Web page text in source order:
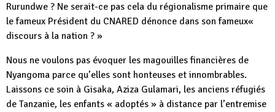
Rurundwe ? Ne serait-ce pas cela du régionalisme primaire que
le fameux Président du CNARED dénonce dans son fameux«
discours à la nation ? »
Nous ne voulons pas évoquer les magouilles financières de
Nyangoma parce qu’elles sont honteuses et innombrables.
Laissons ce soin à Gisaka, Aziza Gulamari, les anciens réfugiés
de Tanzanie, les enfants « adoptés » à distance par l’entremise